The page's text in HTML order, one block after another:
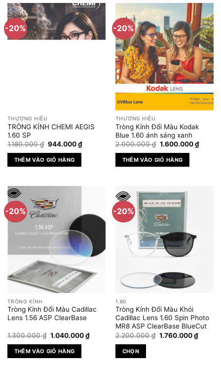
này
có
nhiều
biến
chọn
trên
trang
sản
-20%
THƯƠNG HIỆU
TRÒNG KÍNH CHEMI AEGIS
1.60 SP
1.180.000₫ Giá
là:
1.180.000 ₫.
944.000₫Giá
hiện
944.000 ₫.
THÊM VÀO GIỎ HÀNG
-20%
THƯƠNG HIỆU
Tròng Kính Đổi Màu Kodak
Blue 1.60 ánh sáng xanh
2.000.000₫ Giá
là:
2.000.000 ₫.
1.600.000₫Giá
hiện
THÊM VÀO GIỎ HÀNG
-20%
TRÒNG KÍNH
Tròng Kính Đổi Màu Cadillac
Lens 1.56 ASP ClearBase
1.300.000₫ Giá
là:
1.300.000 ₫.
1.040.000₫Giá
hiện
1.040.000 ₫.
THÊM VÀO GIỎ HÀNG
-20%
1.60
Tròng Kính Đổi Màu Khói
Cadillac Lens 1.60 Spin Photo
MR8 ASP ClearBase BlueCut
2.200.000₫ Giá
1.760.000₫Giá
hiện
CHỌN